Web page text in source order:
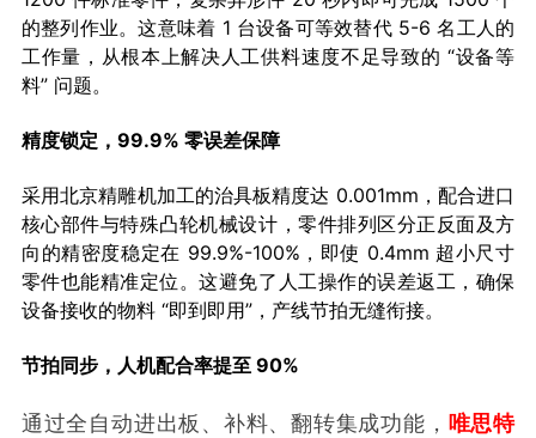
的整列作业。这意味着 1 台设备可等效替代 5-6 名工人的
工作量，从根本上解决人工供料速度不足导致的 “设备等
料” 问题。
精度锁定，99.9% 零误差保障
采用北京精雕机加工的治具板精度达 0.001mm，配合进口
核心部件与特殊凸轮机械设计，零件排列区分正反面及方
向的精密度稳定在 99.9%-100%，即使 0.4mm 超小尺寸
零件也能精准定位。这避免了人工操作的误差返工，确保
设备接收的物料 “即到即用”，产线节拍无缝衔接。
节拍同步，人机配合率提至 90%
通过全自动进出板、补料、翻转集成功能， 唯思特